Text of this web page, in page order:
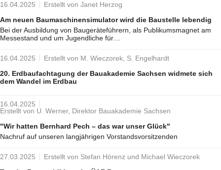
16.04.2025
Erstellt von Janet Herzog
Am neuen Baumaschinensimulator wird die Baustelle lebendig
Bei der Ausbildung von Baugeräteführern, als Publikumsmagnet am
Messestand und um Jugendliche für…
16.04.2025
Erstellt von M. Wieczorek, S. Engelhardt
20. Erdbaufachtagung der Bauakademie Sachsen widmete sich
dem Wandel im Erdbau
16.04.2025
Erstellt von U. Werner, Direktor Bauakademie Sachsen
"Wir hatten Bernhard Pech – das war unser Glück"
Nachruf auf unseren langjährigen Vorstandsvorsitzenden
27.03.2025
Erstellt von Stefan Hörenz und Michael Wieczorek